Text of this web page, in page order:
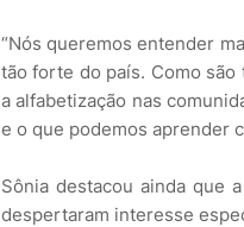
“Nós queremos entender
tão forte do país. Como são
a alfabetização nas
e o que podemos aprender
Sônia destacou ainda que
despertaram interesse